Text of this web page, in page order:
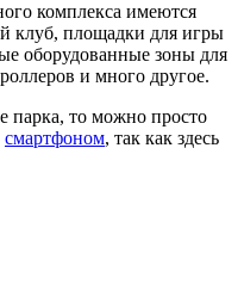
комплекса имеются
клуб, площадки для игры
оборудованные зоны для
и много другое.
парка, то можно просто
смартфоном, так как здесь